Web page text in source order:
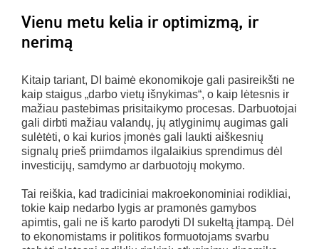
Vienu metu kelia ir optimizmą, ir
nerimą
Kitaip tariant, DI baimė ekonomikoje gali pasireikšti ne
kaip staigus „darbo vietų išnykimas“, o kaip lėtesnis ir
mažiau pastebimas prisitaikymo procesas. Darbuotojai
gali dirbti mažiau valandų, jų atlyginimų augimas gali
sulėtėti, o kai kurios įmonės gali laukti aiškesnių
signalų prieš priimdamos ilgalaikius sprendimus dėl
investicijų, samdymo ar darbuotojų mokymo.
Tai reiškia, kad tradiciniai makroekonominiai rodikliai,
tokie kaip nedarbo lygis ar pramonės gamybos
apimtis, gali ne iš karto parodyti DI sukeltą įtampą. Dėl
to ekonomistams ir politikos formuotojams svarbu